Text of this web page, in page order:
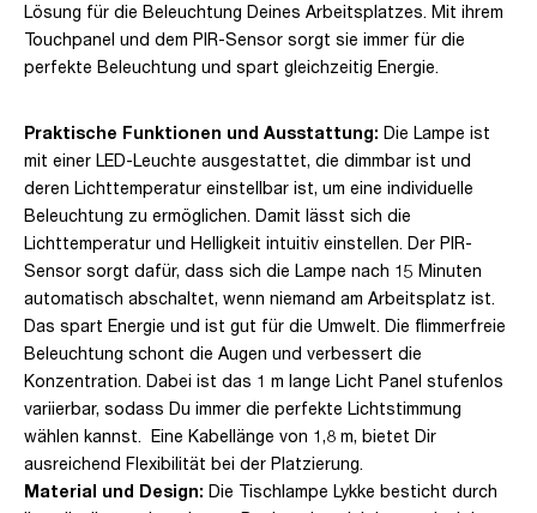
Lösung für die Beleuchtung Deines Arbeitsplatzes. Mit ihrem
Touchpanel und dem PIR-Sensor sorgt sie immer für die
perfekte Beleuchtung und spart gleichzeitig Energie.
Praktische Funktionen und Ausstattung: Die Lampe ist
mit einer LED-Leuchte ausgestattet, die dimmbar ist und
deren Lichttemperatur einstellbar ist, um eine individuelle
Beleuchtung zu ermöglichen. Damit lässt sich die
Lichttemperatur und Helligkeit intuitiv einstellen. Der PIR-
Sensor sorgt dafür, dass sich die Lampe nach 15 Minuten
automatisch abschaltet, wenn niemand am Arbeitsplatz ist.
Das spart Energie und ist gut für die Umwelt. Die flimmerfreie
Beleuchtung schont die Augen und verbessert die
Konzentration. Dabei ist das 1 m lange Licht Panel stufenlos
variierbar, sodass Du immer die perfekte Lichtstimmung
wählen kannst. Eine Kabellänge von 1,8 m, bietet Dir
ausreichend Flexibilität bei der Platzierung.
Material und Design: Die Tischlampe Lykke besticht durch